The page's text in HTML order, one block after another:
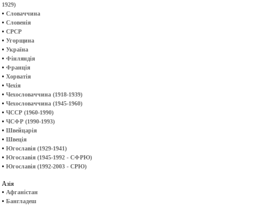
1929)
• Словаччина
• Словенія
• СРСР
• Угорщина
• Україна
• Фінляндія
• Франція
• Хорватія
• Чехія
• Чехословаччина (1918-1939)
• Чехословаччина (1945-1960)
• ЧССР (1960-1990)
• ЧСФР (1990-1993)
• Швейцарія
• Швеція
• Югославія (1929-1941)
• Югославія (1945-1992 - СФРЮ)
• Югославія (1992-2003 - СРЮ)
Азія
• Афганістан
• Бангладеш